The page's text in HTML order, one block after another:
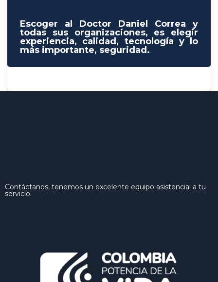
Escoger al Doctor Daniel Correa y
todas sus organizaciones, es elegir
experiencia, calidad, tecnología y lo
más importante, seguridad.
Contáctanos, tenemos un excelente equipo asistencial a tu
servicio.